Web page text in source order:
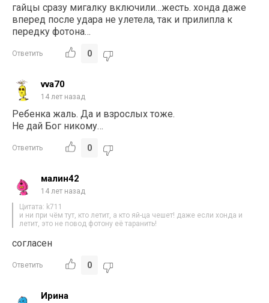
гайцы сразу мигалку включили…жесть. хонда даже
вперед после удара не улетела, так и прилипла к
передку фотона…
Ответить 0
vva70
14 лет назад
Ребенка жаль. Да и взрослых тоже.
Не дай Бог никому…
Ответить 0
малин42
14 лет назад
Цитата: k711
и ни при чём тут, кто летит, а кто яй-ца чешет! даже если хонда и
летит, это не повод фотону её таранить!
согласен
Ответить 0
Ирина